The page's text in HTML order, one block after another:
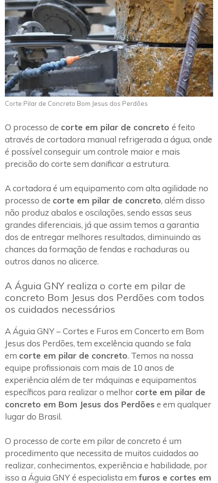
Corte Pilar de Concreto Bom Jesus dos Perdões
O processo de corte em pilar de concreto é feito
através de cortadora manual refrigerada a água, onde
é possível conseguir um controle maior e mais
precisão do corte sem danificar a estrutura.
A cortadora é um equipamento com alta agilidade no
processo de corte em pilar de concreto, além disso
não produz abalos e oscilações, sendo essas seus
grandes diferenciais, já que assim temos a garantia
dos de entregar melhores resultados, diminuindo as
chances da formação de fendas e rachaduras ou
outros danos no alicerce.
A Águia GNY realiza o corte em pilar de
concreto Bom Jesus dos Perdões com todos
os cuidados necessários
A Águia GNY – Cortes e Furos em Concerto em Bom
Jesus dos Perdões, tem excelência quando se fala
em corte em pilar de concreto. Temos na nossa
equipe profissionais com mais de 10 anos de
experiência além de ter máquinas e equipamentos
específicos para realizar o melhor corte em pilar de
concreto em Bom Jesus dos Perdões e em qualquer
lugar do Brasil.
O processo de corte em pilar de concreto é um
procedimento que necessita de muitos cuidados ao
realizar, conhecimentos, experiência e habilidade, por
isso a Águia GNY é especialista em furos e cortes em